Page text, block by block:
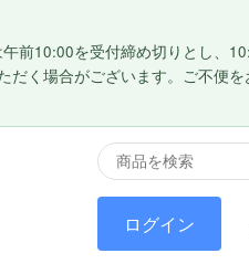
前10:00を受付締め切りとし、
く場合がございます。ご不便を
ログイン